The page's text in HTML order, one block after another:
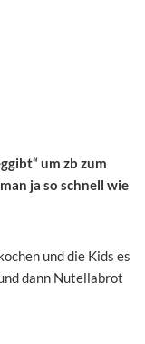
um zb zum
ja so schnell wie
und die Kids es
dann Nutellabrot